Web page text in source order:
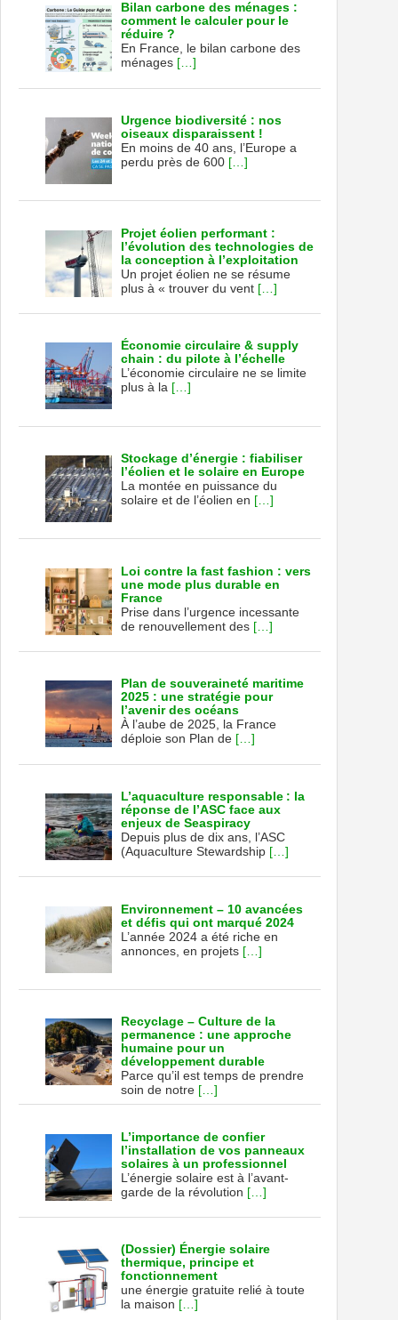
Bilan carbone des ménages :
comment le calculer pour le
réduire ?
En France, le bilan carbone des
ménages […]
Urgence biodiversité : nos
oiseaux disparaissent !
En moins de 40 ans, l’Europe a
perdu près de 600 […]
Projet éolien performant :
l’évolution des technologies de
la conception à l’exploitation
Un projet éolien ne se résume
plus à « trouver du vent […]
Économie circulaire & supply
chain : du pilote à l’échelle
L’économie circulaire ne se limite
plus à la […]
Stockage d’énergie : fiabiliser
l’éolien et le solaire en Europe
La montée en puissance du
solaire et de l’éolien en […]
Loi contre la fast fashion : vers
une mode plus durable en
France
Prise dans l’urgence incessante
de renouvellement des […]
Plan de souveraineté maritime
2025 : une stratégie pour
l’avenir des océans
À l’aube de 2025, la France
déploie son Plan de […]
L’aquaculture responsable : la
réponse de l’ASC face aux
enjeux de Seaspiracy
Depuis plus de dix ans, l’ASC
(Aquaculture Stewardship […]
Environnement – 10 avancées
et défis qui ont marqué 2024
L’année 2024 a été riche en
annonces, en projets […]
Recyclage – Culture de la
permanence : une approche
humaine pour un
développement durable
Parce qu’il est temps de prendre
soin de notre […]
L’importance de confier
l’installation de vos panneaux
solaires à un professionnel
L’énergie solaire est à l’avant-
garde de la révolution […]
(Dossier) Énergie solaire
thermique, principe et
fonctionnement
une énergie gratuite relié à toute
la maison […]